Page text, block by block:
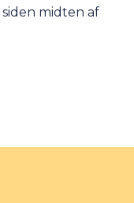
siden midten af ​​